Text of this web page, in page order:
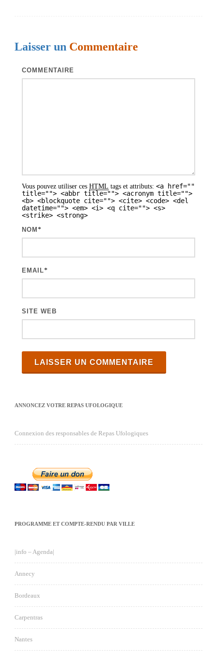
t
Laisser un Commentaire
COMMENTAIRE
Vous pouvez utiliser ces HTML tags et attributs: <a href=""
title=""> <abbr title=""> <acronym title="">
<b> <blockquote cite=""> <cite> <code> <del
datetime=""> <em> <i> <q cite=""> <s>
<strike> <strong>
NOM *
EMAIL*
SITE WEB
ANNONCEZ VOTRE REPAS UFOLOGIQUE
Connexion des responsables de Repas Ufologiques
PROGRAMME ET COMPTE-RENDU PAR VILLE
|info – Agenda|
Annecy
Bordeaux
Carpentras
Nantes